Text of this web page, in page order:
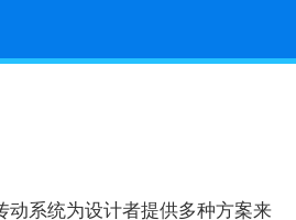
动系统为设计者提供多种方案来